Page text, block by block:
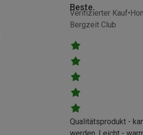
Verifizierter Kauf
Bergzeit Club
Beste.
Qualitätsprodukt -
werden. Leicht -